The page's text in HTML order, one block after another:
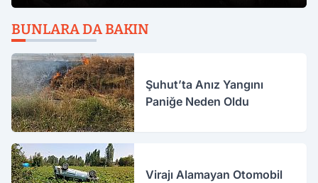
BUNLARA DA BAKIN
Şuhut’ta Anız Yangını
Paniğe Neden Oldu
Virajı Alamayan Otomobil